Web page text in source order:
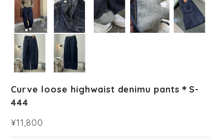
Curve loose highwaist denimu pants＊S-
444
¥11,800